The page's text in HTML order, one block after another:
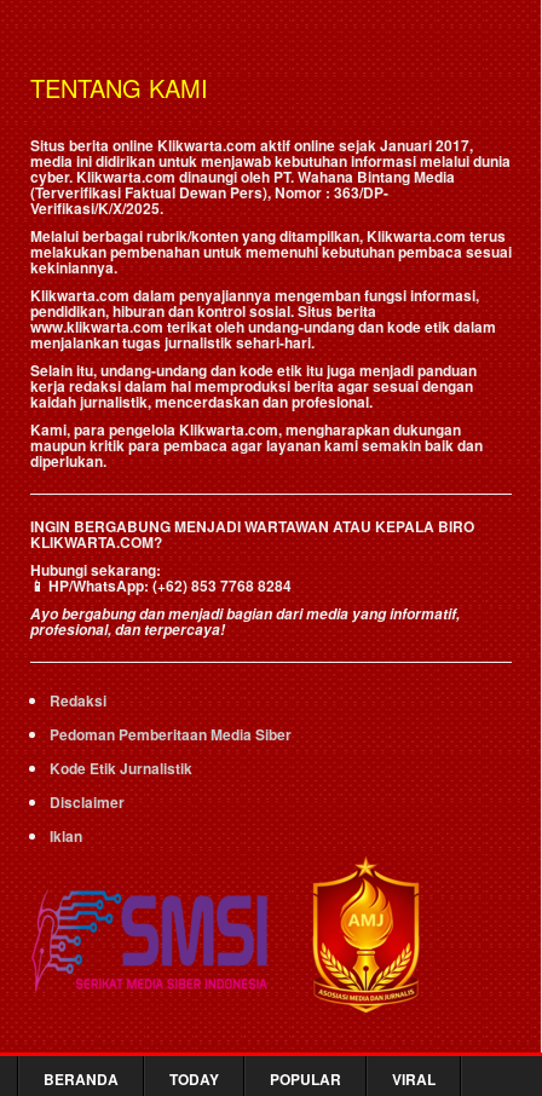
TENTANG KAMI
Situs berita online Klikwarta.com aktif online sejak Januari 2017,
media ini didirikan untuk menjawab kebutuhan informasi melalui dunia
cyber. Klikwarta.com dinaungi oleh PT. Wahana Bintang Media
(Terverifikasi Faktual Dewan Pers), Nomor : 363/DP-
Verifikasi/K/X/2025.
Melalui berbagai rubrik/konten yang ditampilkan, Klikwarta.com terus
melakukan pembenahan untuk memenuhi kebutuhan pembaca sesuai
kekiniannya.
Klikwarta.com dalam penyajiannya mengemban fungsi informasi,
pendidikan, hiburan dan kontrol sosial. Situs berita
www.klikwarta.com terikat oleh undang-undang dan kode etik dalam
menjalankan tugas jurnalistik sehari-hari.
Selain itu, undang-undang dan kode etik itu juga menjadi panduan
kerja redaksi dalam hal memproduksi berita agar sesuai dengan
kaidah jurnalistik, mencerdaskan dan profesional.
Kami, para pengelola Klikwarta.com, mengharapkan dukungan
maupun kritik para pembaca agar layanan kami semakin baik dan
diperlukan.
INGIN BERGABUNG MENJADI WARTAWAN ATAU KEPALA BIRO
KLIKWARTA.COM?
Hubungi sekarang:
📱HP/WhatsApp:(+62) 853 7768 8284
Ayo bergabung dan menjadi bagian dari media yang informatif,
profesional, dan terpercaya!
Redaksi
Pedoman Pemberitaan Media Siber
Kode Etik Jurnalistik
Disclaimer
Iklan
BERANDA TODAY POPULAR VIRAL